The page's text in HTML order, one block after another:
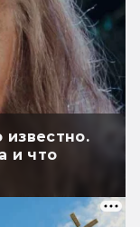
известно.
и что